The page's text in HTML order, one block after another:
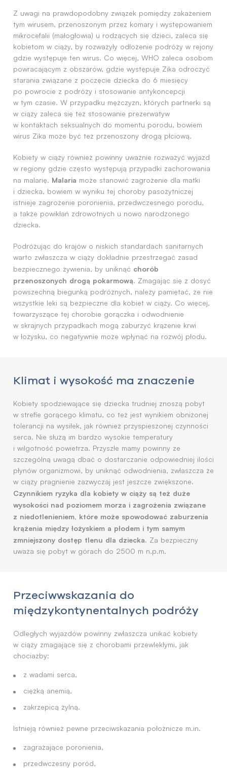
Z uwagi na prawdopodobny związek pomiędzy zakażeniem
tym wirusem, przenoszonym przez komary i występowaniem
mikrocefalii (małogłowia) u rodzących się dzieci, zaleca się
kobietom w ciąży, by rozważyły odłożenie podróży w rejony
gdzie występuje ten wirus. Co więcej, WHO zaleca osobom
powracającym z obszarów, gdzie występuje Zika odroczyć
starania związane z poczęcie dziecka do 6 miesięcy
po powrocie z podróży i stosowanie antykoncepcji
w tym czasie. W przypadku mężczyzn, których partnerki są
w ciąży zaleca się też stosowanie prezerwatyw
w kontaktach seksualnych do momentu porodu, bowiem
wirus Zika może być też przenoszony drogą płciową.
Kobiety w ciąży również powinny uważnie rozważyć wyjazd
w regiony gdzie często występują przypadki zachorowania
na malarię. Malaria może stanowić zagrożenie dla matki
i dziecka, bowiem w wyniku tej choroby pasożytniczej
istnieje zagrożenie poronienia, przedwczesnego porodu,
a także powikłań zdrowotnych u nowo narodzonego
dziecka.
Podróżując do krajów o niskich standardach sanitarnych
warto zwłaszcza w ciąży dokładnie przestrzegać zasad
bezpiecznego żywienia, by uniknąć chorób
przenoszonych drogą pokarmową. Zmagając się z dosyć
powszechną biegunką podróżnych, należy pamiętać, że nie
wszystkie leki są bezpieczne dla kobiet w ciąży. Co więcej,
towarzyszące tej chorobie gorączka i odwodnienie
w skrajnych przypadkach mogą zaburzyć krążenie krwi
w łożysku, co negatywnie może wpłynąć na rozwój płodu.
Klimat i wysokość ma znaczenie
Kobiety spodziewające się dziecka trudniej znoszą pobyt
w strefie gorącego klimatu, co też jest wynikiem obniżonej
tolerancji na wysiłek, jak również przyspieszonej czynności
serca. Nie służą im bardzo wysokie temperatury
i wilgotność powietrza. Przyszłe mamy powinny ze
szczególną uwagą dbać o dostarczanie odpowiedniej ilości
płynów organizmowi, by uniknąć odwodnienia, zwłaszcza że
w ciąży pragnienie zazwyczaj jest jeszcze zwiększone.
Czynnikiem ryzyka dla kobiety w ciąży są też duże
wysokości nad poziomem morza i zagrożenia związane
z niedotlenieniem, które może spowodować zaburzenia
krążenia między łożyskiem a płodem i tym samym
zmniejszony dostęp tlenu dla dziecka. Za bezpieczny
uważa się pobyt w górach do 2500 m n.p.m.
Przeciwwskazania do
międzykontynentalnych podróży
Odległych wyjazdów powinny zwłaszcza unikać kobiety
w ciąży zmagające się z chorobami przewlekłymi, jak
chociażby:
z wadami serca,
ciężką anemią,
zakrzepicą żylną.
Istnieją również pewne przeciwskazania położnicze m.in.
zagrażające poronienia,
przedwczesny poród,